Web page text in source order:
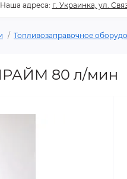
Наша адреса: г. Украинка, ул.
Топливозаправочное
80 л/мин